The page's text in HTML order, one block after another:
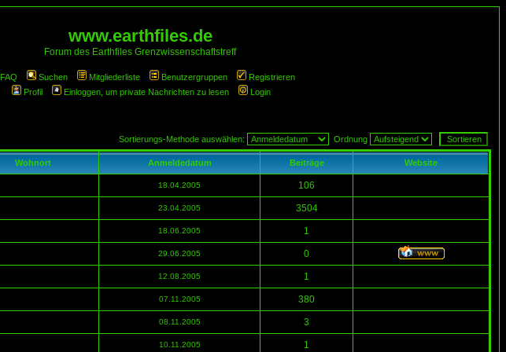
www.earthfiles.de
Forum des Earthfiles Grenzwissenschaftstreff
FAQ Suchen Mitgliederliste Benutzergruppen
Registrieren
Profil
Einloggen, um private Nachrichten zu lesen Login
Sortierungs-Methode auswählen: Ordnung
Wohnort Anmeldedatum Beiträge Website
18.04.2005 106
23.04.2005 3504
18.06.2005 1
29.06.2005 0
12.08.2005 1
07.11.2005 380
08.11.2005 3
10.11.2005 1